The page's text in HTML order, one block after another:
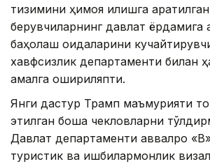
тизимини ҳимоя қилишга
берувчиларнинг давлат ёрдамига
баҳолаш қоидаларини
хавфсизлик департаменти билан
амалга ошириляпти.
Янги дастур Трамп маъмурияти
этилган бошқа чекловларни
Давлат департаменти аввалроқ
туристик ва ишбилармонлик